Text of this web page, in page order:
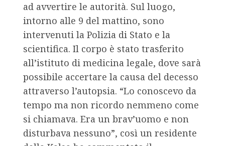
ad avvertire le autorità. Sul luogo,
intorno alle 9 del mattino, sono
intervenuti la Polizia di Stato e la
scientifica. Il corpo è stato trasferito
all’istituto di medicina legale, dove sarà
possibile accertare la causa del decesso
attraverso l’autopsia. “Lo conoscevo da
tempo ma non ricordo nemmeno come
si chiamava. Era un brav’uomo e non
disturbava nessuno”, così un residente